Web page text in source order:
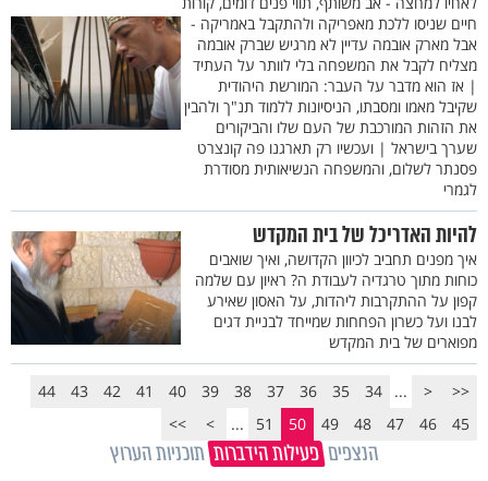
חיים שניסו ללכת מאפריקה ולהתקבל באמריקה -
אבל מארק אובמה עדיין לא מרגיש שברק אובמה
מצליח לקבל את המשפחה בלי לוותר על העתיד
| אז הוא מדבר על העבר: המורשת היהודית
שקיבל מאמו ומסבתו, הניסיונות ללמוד תנ"ך ולהבין
את הזהות המורכבת של העם שלו והביקורים
שערך בישראל | ועכשיו רק תארגנו פה קונצרט
פסנתר לשלום, והמשפחה הנשיאותית מסודרת
לגמרי
להיות האדריכל של בית המקדש
איך מפנים תחביב לכיוון הקדושה, ואיך שואבים
כוחות מתוך טרגדיה לעבודת ה? ראיון עם שלמה
קפון על ההתקרבות ליהדות, על האסון שאירע
לבנו ועל כשרון הפחחות שמייחד לבניית דגים
מפוארים של בית המקדש
<<
<
...
34
35
36
37
38
39
40
41
42
43
44
45
46
47
48
49
50
51
...
>
>>
הנצפים פעילות הידברות תוכניות הערוץ